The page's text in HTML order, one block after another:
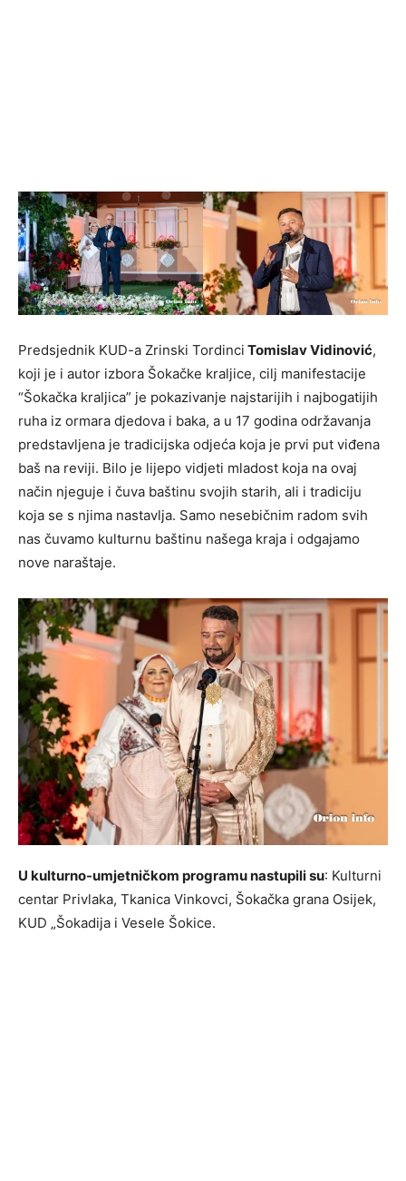
Predsjednik KUD-a Zrinski Tordinci Tomislav Vidinović,
koji je i autor izbora Šokačke kraljice, cilj manifestacije
“Šokačka kraljica” je pokazivanje najstarijih i najbogatijih
ruha iz ormara djedova i baka, a u 17 godina održavanja
predstavljena je tradicijska odjeća koja je prvi put viđena
baš na reviji. Bilo je lijepo vidjeti mladost koja na ovaj
način njeguje i čuva baštinu svojih starih, ali i tradiciju
koja se s njima nastavlja. Samo nesebičnim radom svih
nas čuvamo kulturnu baštinu našega kraja i odgajamo
nove naraštaje.
U kulturno-umjetničkom programu nastupili su: Kulturni
centar Privlaka, Tkanica Vinkovci, Šokačka grana Osijek,
KUD „Šokadija i Vesele Šokice.